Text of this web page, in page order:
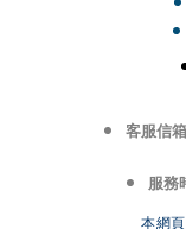
客服信箱
服務
本網